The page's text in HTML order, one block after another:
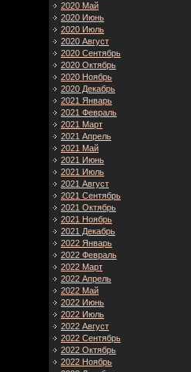
2020 Май
2020 Июнь
2020 Июль
2020 Август
2020 Сентябрь
2020 Октябрь
2020 Ноябрь
2020 Декабрь
2021 Январь
2021 Февраль
2021 Март
2021 Апрель
2021 Май
2021 Июнь
2021 Июль
2021 Август
2021 Сентябрь
2021 Октябрь
2021 Ноябрь
2021 Декабрь
2022 Январь
2022 Февраль
2022 Март
2022 Апрель
2022 Май
2022 Июнь
2022 Июль
2022 Август
2022 Сентябрь
2022 Октябрь
2022 Ноябрь